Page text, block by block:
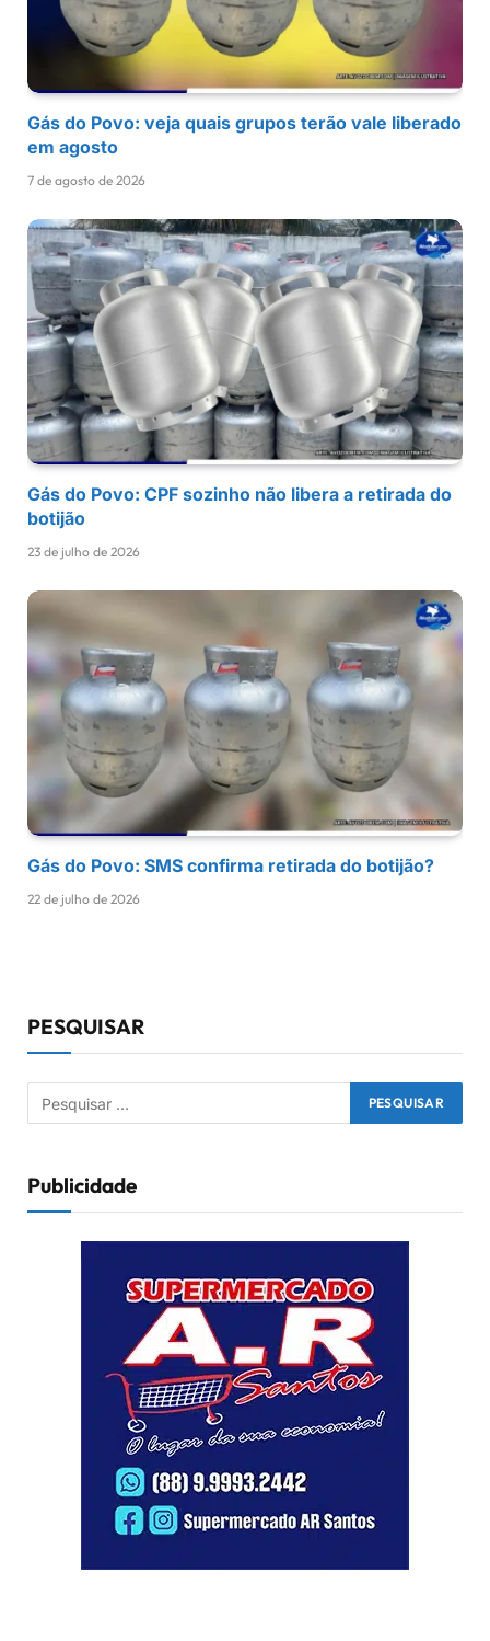
Gás do Povo: veja quais grupos terão vale liberado
em agosto
7 de agosto de 2026
Gás do Povo: CPF sozinho não libera a retirada do
botijão
23 de julho de 2026
Gás do Povo: SMS confirma retirada do botijão?
22 de julho de 2026
PESQUISAR
Publicidade